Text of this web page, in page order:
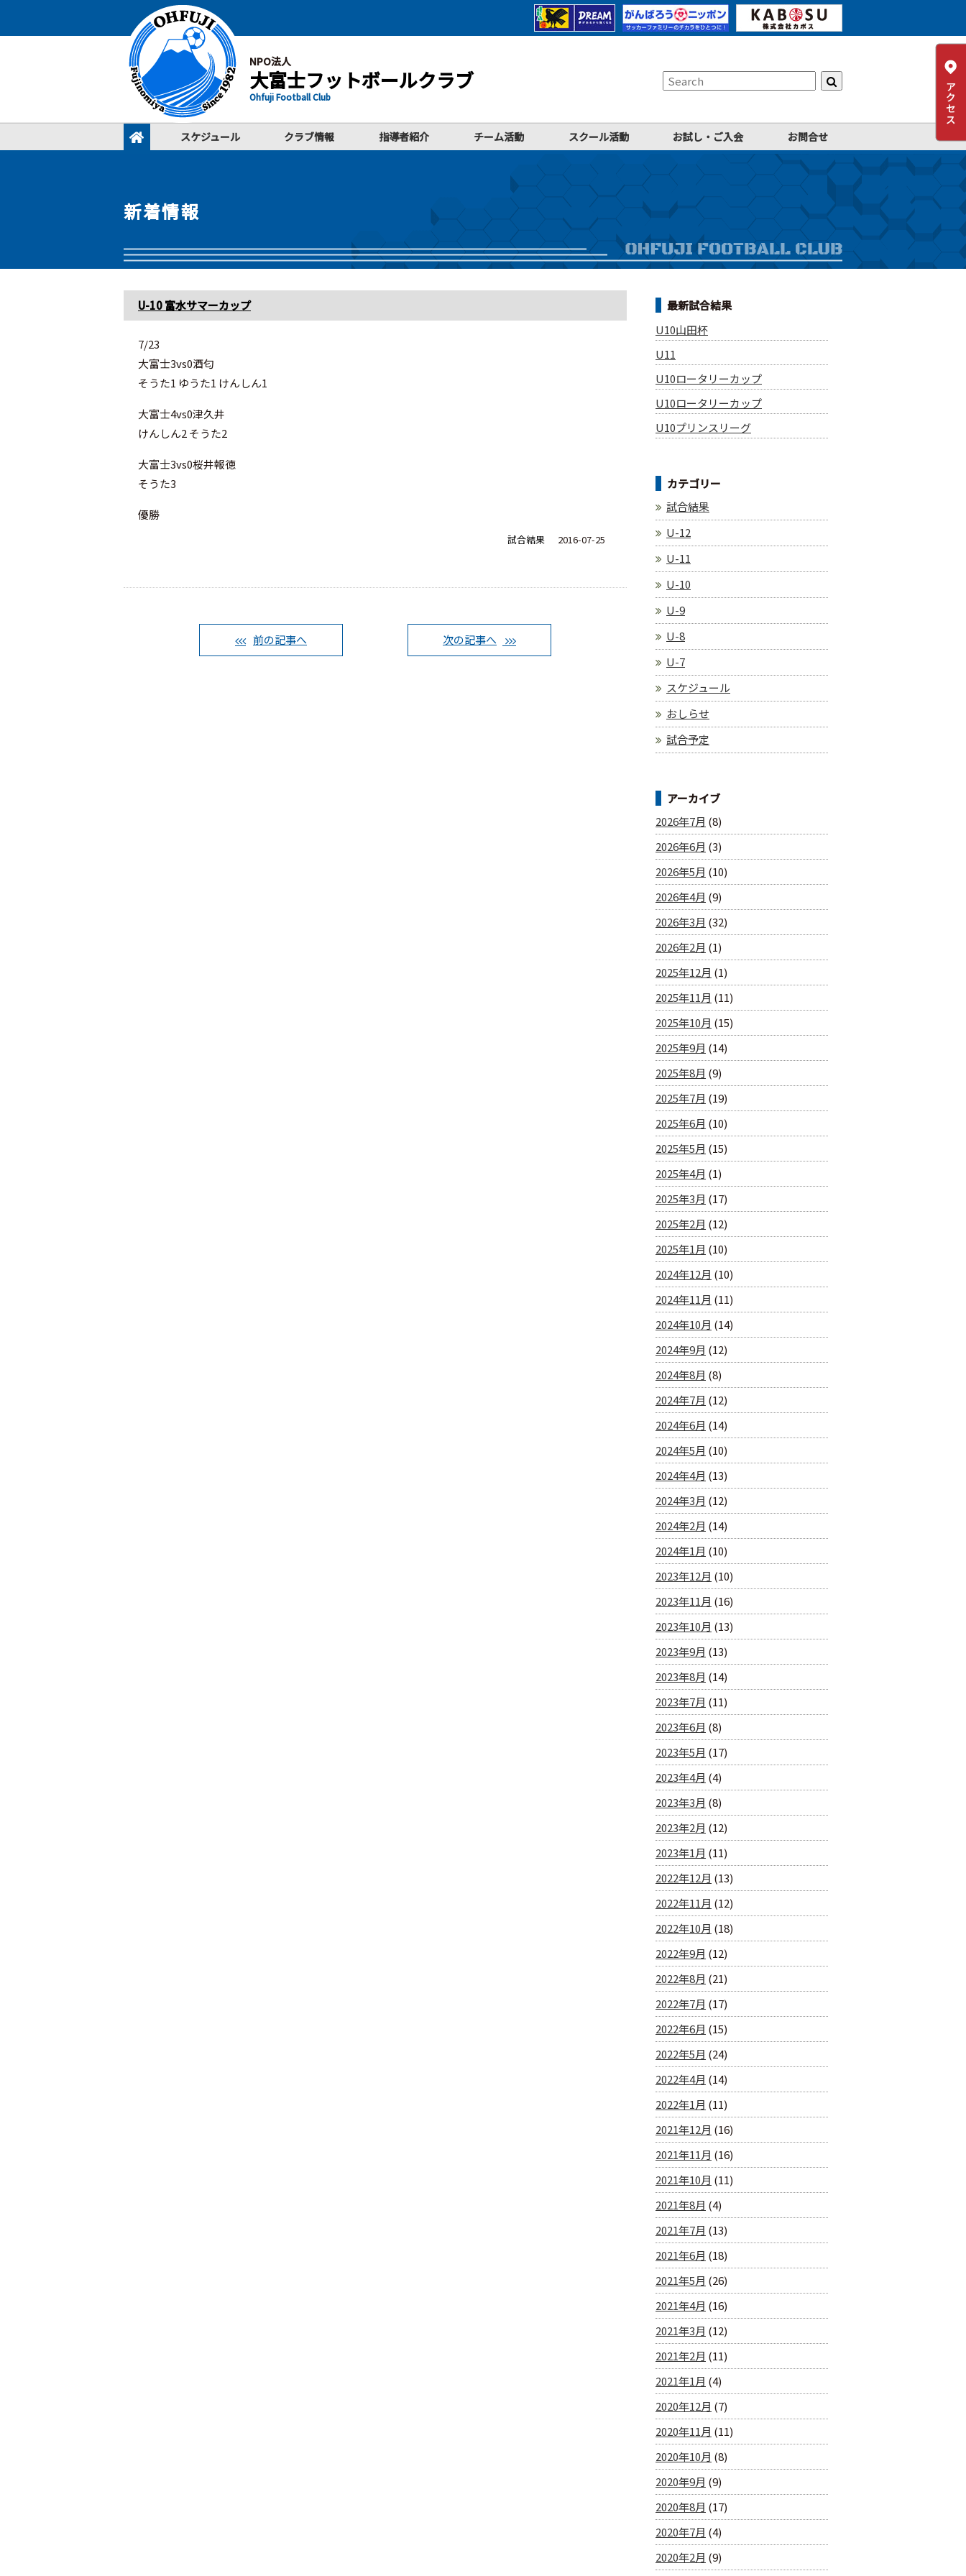
NPO法人
大富士フットボールクラブ
Ohfuji Football Club
スケジュール クラブ情報 指導者紹介 チーム活動 スクール活動 お試し・ご入会 お問合せ
新着情報
U-10 富水サマーカップ
7/23
大富士3vs0酒匂
そうた1 ゆうた1 けんしん1
大富士4vs0津久井
けんしん2 そうた2
大富士3vs0桜井報徳
そうた3
優勝
試合結果 2016-07-25
前の記事へ 次の記事へ
最新試合結果
U10山田杯
U11
U10ロータリーカップ
U10ロータリーカップ
U10プリンスリーグ
カテゴリー
試合結果
U-12
U-11
U-10
U-9
U-8
U-7
スケジュール
おしらせ
試合予定
アーカイブ
2026年7月 (8)
2026年6月 (3)
2026年5月 (10)
2026年4月 (9)
2026年3月 (32)
2026年2月 (1)
2025年12月 (1)
2025年11月 (11)
2025年10月 (15)
2025年9月 (14)
2025年8月 (9)
2025年7月 (19)
2025年6月 (10)
2025年5月 (15)
2025年4月 (1)
2025年3月 (17)
2025年2月 (12)
2025年1月 (10)
2024年12月 (10)
2024年11月 (11)
2024年10月 (14)
2024年9月 (12)
2024年8月 (8)
2024年7月 (12)
2024年6月 (14)
2024年5月 (10)
2024年4月 (13)
2024年3月 (12)
2024年2月 (14)
2024年1月 (10)
2023年12月 (10)
2023年11月 (16)
2023年10月 (13)
2023年9月 (13)
2023年8月 (14)
2023年7月 (11)
2023年6月 (8)
2023年5月 (17)
2023年4月 (4)
2023年3月 (8)
2023年2月 (12)
2023年1月 (11)
2022年12月 (13)
2022年11月 (12)
2022年10月 (18)
2022年9月 (12)
2022年8月 (21)
2022年7月 (17)
2022年6月 (15)
2022年5月 (24)
2022年4月 (14)
2022年1月 (11)
2021年12月 (16)
2021年11月 (16)
2021年10月 (11)
2021年8月 (4)
2021年7月 (13)
2021年6月 (18)
2021年5月 (26)
2021年4月 (16)
2021年3月 (12)
2021年2月 (11)
2021年1月 (4)
2020年12月 (7)
2020年11月 (11)
2020年10月 (8)
2020年9月 (9)
2020年8月 (17)
2020年7月 (4)
2020年2月 (9)